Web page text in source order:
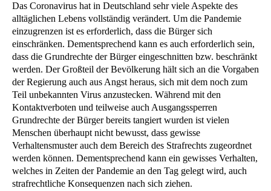
Das Coronavirus hat in Deutschland sehr viele Aspekte des
alltäglichen Lebens vollständig verändert. Um die Pandemie
einzugrenzen ist es erforderlich, dass die Bürger sich
einschränken. Dementsprechend kann es auch erforderlich sein,
dass die Grundrechte der Bürger eingeschnitten bzw. beschränkt
werden. Der Großteil der Bevölkerung hält sich an die Vorgaben
der Regierung auch aus Angst heraus, sich mit dem noch zum
Teil unbekannten Virus anzustecken. Während mit den
Kontaktverboten und teilweise auch Ausgangssperren
Grundrechte der Bürger bereits tangiert wurden ist vielen
Menschen überhaupt nicht bewusst, dass gewisse
Verhaltensmuster auch dem Bereich des Strafrechts zugeordnet
werden können. Dementsprechend kann ein gewisses Verhalten,
welches in Zeiten der Pandemie an den Tag gelegt wird, auch
strafrechtliche Konsequenzen nach sich ziehen.